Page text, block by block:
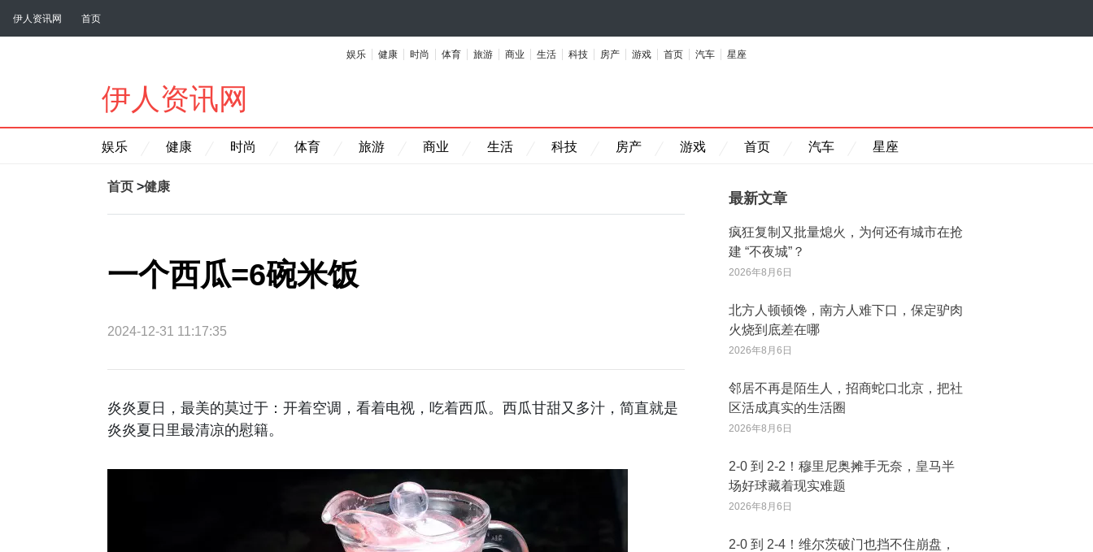
伊人资讯网 首页
娱乐 健康 时尚 体育 旅游 商业 生活 科技 房产 游戏 首页 汽车 星座
伊人资讯网
娱乐 健康 时尚 体育 旅游 商业 生活 科技 房产 游戏 首页 汽车 星座
首页 >健康
一个西瓜=6碗米饭
2024-12-31 11:17:35
炎炎夏日，最美的莫过于：开着空调，看着电视，吃着西瓜。西瓜甘甜又多汁，简直就是
炎炎夏日里最清凉的慰籍。
最新文章
疯狂复制又批量熄火，为何还有城市在抢
建 “不夜城”？
2026年8月6日
北方人顿顿馋，南方人难下口，保定驴肉
火烧到底差在哪
2026年8月6日
邻居不再是陌生人，招商蛇口北京，把社
区活成真实的生活圈
2026年8月6日
2‑0 到 2‑2！穆里尼奥摊手无奈，皇马半
场好球藏着现实难题
2026年8月6日
2‑0 到 2‑4！维尔茨破门也挡不住崩盘，